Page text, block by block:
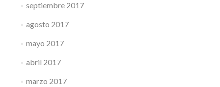
septiembre 2017
agosto 2017
mayo 2017
abril 2017
marzo 2017